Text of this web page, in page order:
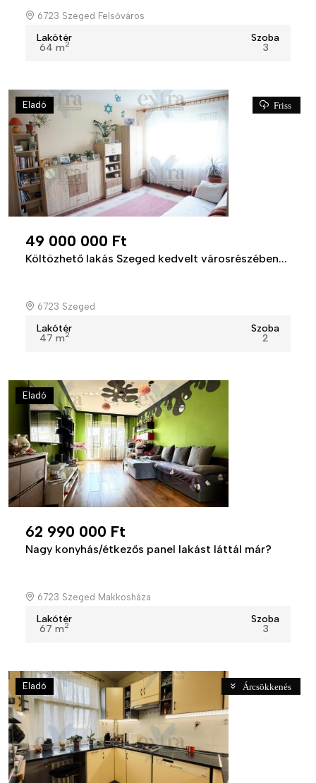
6723 Szeged Felsőváros
Lakótér
64 m2
Szoba
3
Eladó Friss
49 000 000 Ft
Költözhető lakás Szeged kedvelt városrészében...
6723 Szeged
Lakótér
47 m2
Szoba
2
Eladó
62 990 000 Ft
Nagy konyhás/étkezős panel lakást láttál már?
6723 Szeged Makkosháza
Lakótér
67 m2
Szoba
3
Eladó Árcsökkenés